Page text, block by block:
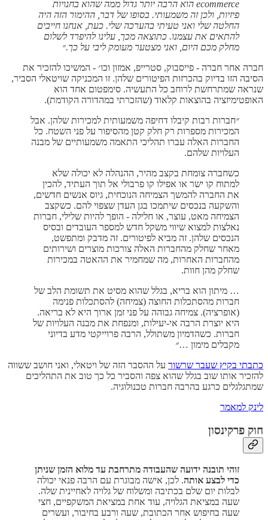
ecommerce הוא הרבה יותר גדול ממה שהוא בחנויות
פיזיות, ולכן זה משמעותי. בסופו של דבר, ההימור הזה היה
החלטה שלי ואני טעיתי בהערכה שלי. כעת, אנחנו חייבים
להתאים את עצמנו. כתוצאה מכך, עלינו להיפרד לשלום
מחלק מכם היום, ואני מצטער מעומק ליבי על כך.״
חברה אחר חברה - פייסבוק, סטרייפ, אמזון וכו׳ - המשיכו להזכיר את
הסיבה הזו בדיוק בהכרזות הפיטורים שלהן. זו המכניקה שויטאלי הסביר,
שנראה שמתרחשת לרוחב כל התעשיה. סימפטום אחד הוא
האופטימיזציה בהוצאות קלאוד (שהזכרתי במהדורה הקודמת).
״חברות רבות קיבלו דחיפה משמעותית למכירות שלהן. אבל
המכירות מספרות רק חלק קטן מהסיפור על פני השטח. כל
החברות האלה עברו תהליכי התאמה משמעותיים של מבנה
העלויות שלהם.
כשחברה צומחת בקצב מהיר, ההנהלה לא יכולה שלא
למתוח קו ישר או אפילו קו פרבולי אל תוך העתיד, להכין
את החברה להמשך הצמיחה הנוכחית, גיוס אנשים חדשים,
והשקעה בנכסים שיתמכו בגן העדן שצפוי להם. כשקצב
הצמיחה מאט, עוצר, או חלילה - הופך להיות שלילי, חברות
נאלצות למצוא שיווי משקל חדש למספר העובדים ובסיס
הנכסים שלהן. זה מביא לפיטורים. זה מדבק ומתפשט,
מאחר שחלק מהחברות האלה צורכות מוצרים ושירותים
מהחברות האחרות, מה שמחמיר את ההאטה במכירות
שחלק מהן חוות.
… מיתון הוא בריא, בגלל שהוא מסיט את תשומת הלב של
חברות מהסתכלות החוצה (צמיחה) להסתכלות פנימה
(אופרציה). צמיחה גבוהה על פני זמן ארוך היא לא בריאה.
היא יוצרת הרבה אי-יעילות, ומנפחת את מבנה העלויות של
חברות. כשהדמיון משתולל, הרבה פרוייקטי מדע בדיוני
מקבלים מימון …״
כתבתי בקיץ שעבר שרשור על ההסבר הזה של ויטאלי, ואני חושב ששווה
להזכיר אותו שוב בגלל שהוא צפה והסביר כל כך טוב את התהליכים
שמתגלגלים כרגע בהרבה חברות טכנולוגיה.
לינק למאמר
חוק פרקינסון
זוהי תובנה ידועה שהעבודה מתרחבת עד מלוא הזמן שניתן
כדי לבצע אותה. לכן, אישה מבוגרת עם הרבה פנאי יכולה
לבלות יום שלם בכתיבה ומשלוח של גלויה לאחיינית שלה.
שעה במציאת הגלויה, עוד אחת במציאת המשקפיים, חצי
שעה בחיפוש אחר הכתובת, שעה ורבע בחיבור, ועשרים